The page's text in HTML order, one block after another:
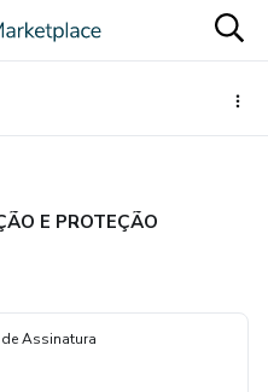
E PROTEÇÃO
Assinatura